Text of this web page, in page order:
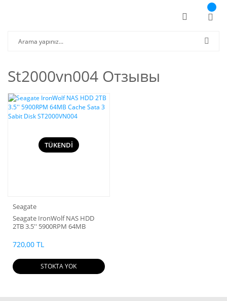
St2000vn004 Отзывы
TÜKENDİ
Seagate
Seagate IronWolf NAS HDD
2TB 3.5'' 5900RPM 64MB
ST2000VN004
720,00 TL
STOKTA YOK